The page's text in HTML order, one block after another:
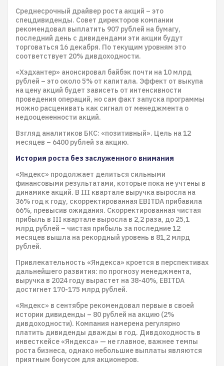
Среднесрочный драйвер роста акций – это
спецдивиденды. Совет директоров компании
рекомендовал выплатить 907 рублей на бумагу,
последний день с дивидендами эти акции будут
торговаться 16 декабря. По текущим уровням это
соответствует 20% дивдоходности.
«Хэдхантер» анонсировал байбэк почти на 10 млрд
рублей – это около 5% от капитала. Эффект от выкупа
на цену акций будет зависеть от интенсивности
проведения операций, но сам факт запуска программы
можно расценивать как сигнал от менеджмента о
недооцененности акций.
Взгляд аналитиков БКС: «позитивный». Цель на 12
месяцев – 6400 рублей за акцию.
История роста без заслуженного внимания
«Яндекс» продолжает делиться сильными
финансовыми результатами, которые пока не учтены в
динамике акций. В III квартале выручка выросла на
36% год к году, скорректированная EBITDA прибавила
66%, превысив ожидания. Скорректированная чистая
прибыль в III квартале выросла в 2,2 раза, до 25,1
млрд рублей – чистая прибыль за последние 12
месяцев вышла на рекордный уровень в 81,2 млрд
рублей.
Привлекательность «Яндекса» кроется в перспективах
дальнейшего развития: по прогнозу менеджмента,
выручка в 2024 году вырастет на 38-40%, EBITDA
достигнет 170-175 млрд рублей.
«Яндекс» в сентябре рекомендовал первые в своей
истории дивиденды – 80 рублей на акцию (2%
дивдоходности). Компания намерена регулярно
платить дивиденды дважды в год. Дивдоходность в
инвесткейсе «Яндекса» — не главное, важнее темпы
роста бизнеса, однако небольшие выплаты являются
приятным бонусом для акционеров.